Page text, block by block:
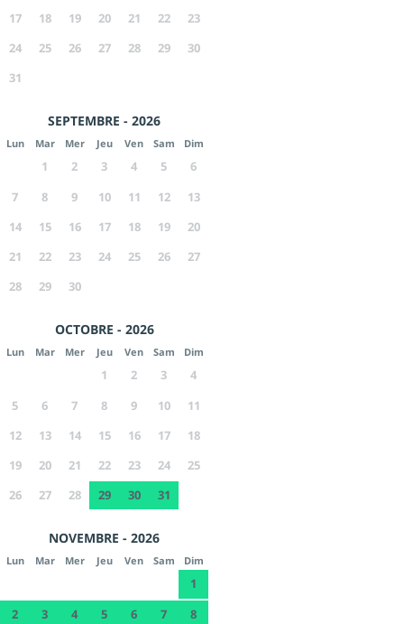
17
18 19 20 21 22
23
24
25 26 27 28 29
30
31
SEPTEMBRE - 2026
Lun Mar Mer Jeu Ven Sam Dim
1 2 3 4 5
6
7
8 9 10 11 12
13
14
15 16 17 18 19
20
21
22 23 24 25 26
27
28
29 30
OCTOBRE - 2026
Lun Mar Mer Jeu Ven Sam Dim
1 2 3
4
5
6 7 8 9 10
11
12
13 14 15 16 17
18
19
20 21 22 23 24
25
26
27 28 29 30 31
NOVEMBRE - 2026
Lun Mar Mer Jeu Ven Sam Dim
1
2
3 4 5 6 7
8